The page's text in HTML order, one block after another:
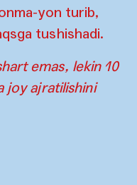
yon turib,
tushishadi.
emas, lekin 10
joy ajratilishini